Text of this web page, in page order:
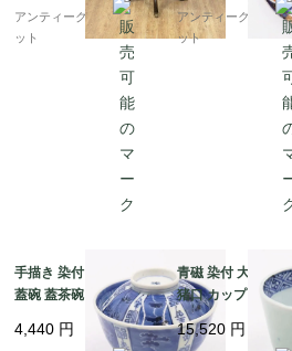
アンティークブルーパロ
ット
凰・尾長鳥・橘・
箪・松・菱）
アンティークブルー
ット
手描き 染付 墨はじき
蓋碗 蓋茶碗 骨董 アン
ティーク 和食器 おもて
なし 藍 ブルー（松竹
4,440 円
青磁 染付 大きめ
猪口 カップ 小鉢 骨
和食器 呉須 藍 ア
ィーク 和モダン（
15,520 円